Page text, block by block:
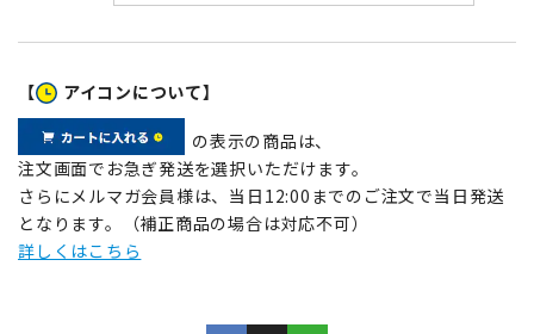
【 アイコンについて】
の表示の商品は、
注文画面でお急ぎ発送を選択いただけます。
さらにメルマガ会員様は、当日12:00までのご注文で当日発送
となります。（補正商品の場合は対応不可）
詳しくはこちら